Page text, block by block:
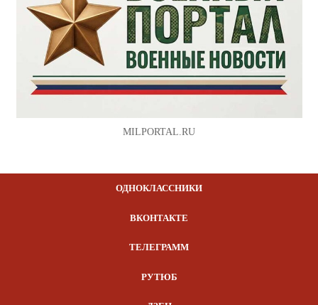
MILPORTAL.RU
ОДНОКЛАССНИКИ
ВКОНТАКТЕ
ТЕЛЕГРАММ
РУТЮБ